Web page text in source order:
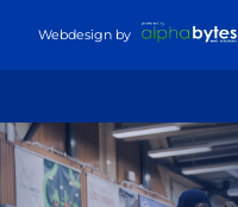
Webdesign by